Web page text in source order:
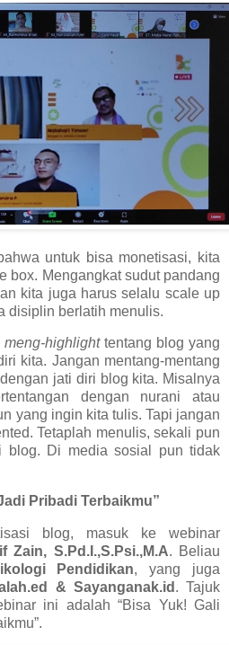
untuk bisa monetisasi, kita
box. Mengangkat sudut pandang
kita juga harus selalu scale up
disiplin berlatih menulis.
meng-highlighttentang blog yang
kita. Jangan mentang-mentang
jati diri blog kita. Misalnya
dengan nurani atau
yang ingin kita tulis. Tapi jangan
Tetaplah menulis, sekali pun
blog. Di media sosial pun tidak
Pribadi Terbaikmu”
blog, masuk ke webinar
Zain, S.Pd.I.,S.Psi.,M.A. Beliau
Pendidikan, yang juga
& Sayanganak.id . Tajuk
ini adalah “Bisa Yuk! Gali